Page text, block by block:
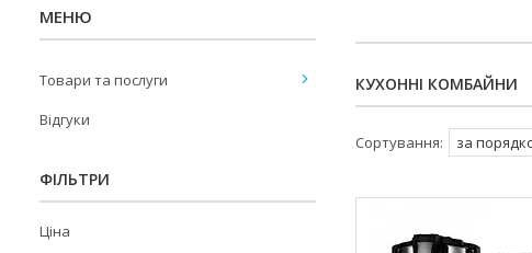
КУХОННІ КОМБАЙНИ
Товари та послуги
Відгуки
ФІЛЬТРИ
Ціна